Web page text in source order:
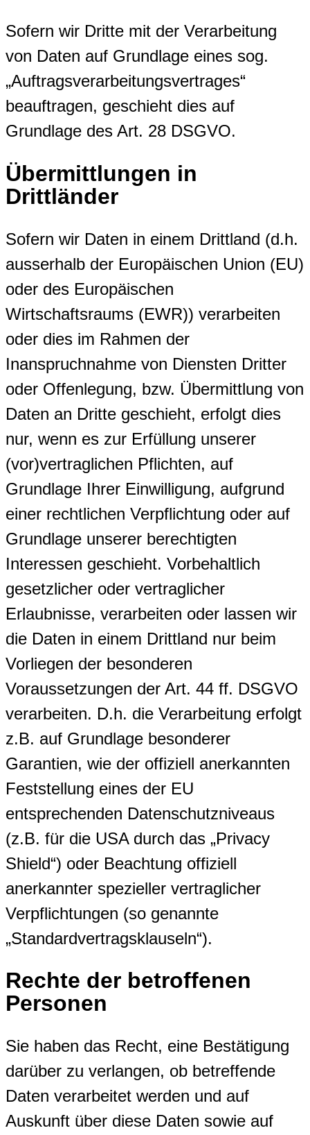
Sofern wir Dritte mit der Verarbeitung
von Daten auf Grundlage eines sog.
„Auftragsverarbeitungsvertrages“
beauftragen, geschieht dies auf
Grundlage des Art. 28 DSGVO.
Übermittlungen in
Drittländer
Sofern wir Daten in einem Drittland (d.h.
ausserhalb der Europäischen Union (EU)
oder des Europäischen
Wirtschaftsraums (EWR)) verarbeiten
oder dies im Rahmen der
Inanspruchnahme von Diensten Dritter
oder Offenlegung, bzw. Übermittlung von
Daten an Dritte geschieht, erfolgt dies
nur, wenn es zur Erfüllung unserer
(vor)vertraglichen Pflichten, auf
Grundlage Ihrer Einwilligung, aufgrund
einer rechtlichen Verpflichtung oder auf
Grundlage unserer berechtigten
Interessen geschieht. Vorbehaltlich
gesetzlicher oder vertraglicher
Erlaubnisse, verarbeiten oder lassen wir
die Daten in einem Drittland nur beim
Vorliegen der besonderen
Voraussetzungen der Art. 44 ff. DSGVO
verarbeiten. D.h. die Verarbeitung erfolgt
z.B. auf Grundlage besonderer
Garantien, wie der offiziell anerkannten
Feststellung eines der EU
entsprechenden Datenschutzniveaus
(z.B. für die USA durch das „Privacy
Shield“) oder Beachtung offiziell
anerkannter spezieller vertraglicher
Verpflichtungen (so genannte
„Standardvertragsklauseln“).
Rechte der betroffenen
Personen
Sie haben das Recht, eine Bestätigung
darüber zu verlangen, ob betreffende
Daten verarbeitet werden und auf
Auskunft über diese Daten sowie auf